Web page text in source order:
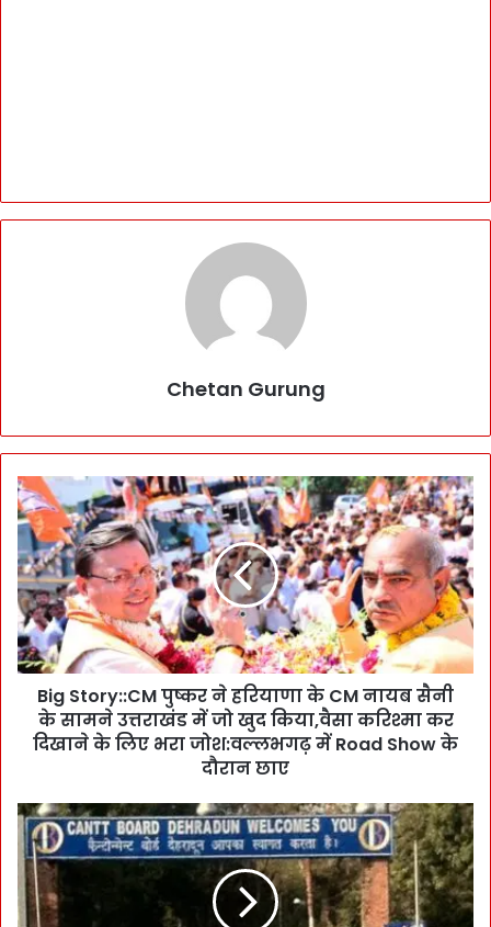
Chetan Gurung
B
i
g
S
t
o
r
y
:
र
ने
ह
या
Big Story::CM पुष्कर ने हरियाणा के CM नायब सैनी
के सामने उत्तराखंड में जो खुद किया,वैसा करिश्मा कर
दिखाने के लिए भरा जोश:वल्लभगढ़ में Road Show के
दौरान छाए
डा
क
रा
ग